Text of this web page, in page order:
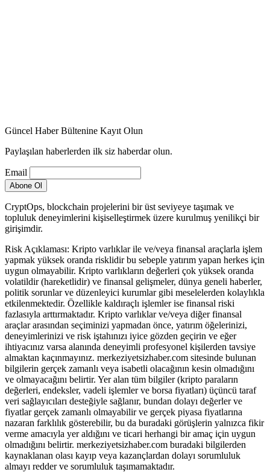
Güncel Haber Bültenine Kayıt Olun
Paylaşılan haberlerden ilk siz haberdar olun.
Email
CryptOps, blockchain projelerini bir üst seviyeye taşımak ve
topluluk deneyimlerini kişiselleştirmek üzere kurulmuş yenilikçi bir
girişimdir.
Risk Açıklaması: Kripto varlıklar ile ve/veya finansal araçlarla işlem
yapmak yüksek oranda risklidir bu sebeple yatırım yapan herkes için
uygun olmayabilir. Kripto varlıkların değerleri çok yüksek oranda
volatildir (hareketlidir) ve finansal gelişmeler, dünya geneli haberler,
politik sorunlar ve düzenleyici kurumlar gibi meselelerden kolaylıkla
etkilenmektedir. Özellikle kaldıraçlı işlemler ise finansal riski
fazlasıyla arttırmaktadır. Kripto varlıklar ve/veya diğer finansal
araçlar arasından seçiminizi yapmadan önce, yatırım öğelerinizi,
deneyimlerinizi ve risk iştahınızı iyice gözden geçirin ve eğer
ihtiyacınız varsa alanında deneyimli profesyonel kişilerden tavsiye
almaktan kaçınmayınız. merkeziyetsizhaber.com sitesinde bulunan
bilgilerin gerçek zamanlı veya isabetli olacağının kesin olmadığını
ve olmayacağını belirtir. Yer alan tüm bilgiler (kripto paraların
değerleri, endeksler, vadeli işlemler ve borsa fiyatları) üçüncü taraf
veri sağlayıcıları desteğiyle sağlanır, bundan dolayı değerler ve
fiyatlar gerçek zamanlı olmayabilir ve gerçek piyasa fiyatlarına
nazaran farklılık gösterebilir, bu da buradaki görüşlerin yalnızca fikir
verme amacıyla yer aldığını ve ticari herhangi bir amaç için uygun
olmadığını belirtir. merkeziyetsizhaber.com buradaki bilgilerden
kaynaklanan olası kayıp veya kazançlardan dolayı sorumluluk
almayı redder ve sorumluluk taşımamaktadır.